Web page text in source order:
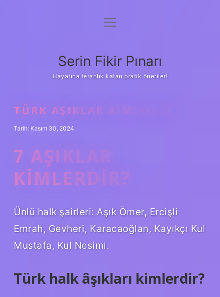
Gizlilik Politikası
Yasal Uyarı
menüyü
Serin Fikir Pınarı
Hayatına ferahlık katan pratik öneriler!
TÜRK AŞIKLAR KIMLERDIR
Tarih: Kasım 30, 2024
7 AŞIKLAR
KIMLERDIR?
Ünlü halk şairleri: Aşık Ömer, Ercişli
Emrah, Gevheri, Karacaoğlan, Kayıkçı Kul
Mustafa, Kul Nesimi.
Türk halk âşıkları kimlerdir?